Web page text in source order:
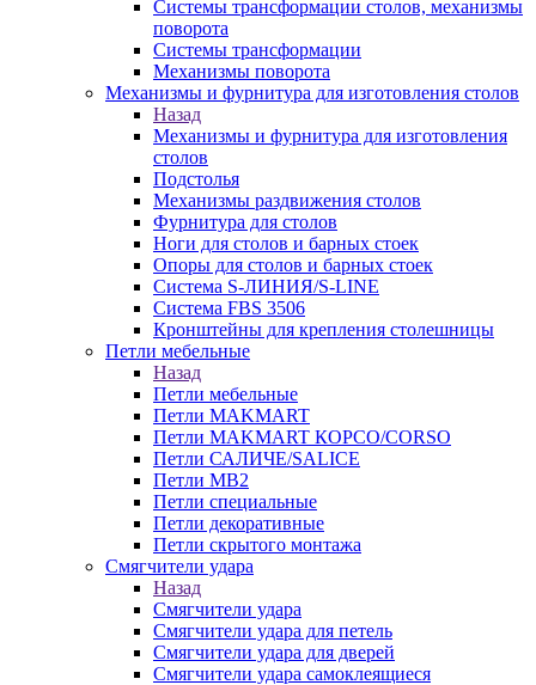
Системы трансформации столов, механизмы
поворота
Системы трансформации
Механизмы поворота
Механизмы и фурнитура для изготовления столов
Назад
Механизмы и фурнитура для изготовления
столов
Подстолья
Механизмы раздвижения столов
Фурнитура для столов
Ноги для столов и барных стоек
Опоры для столов и барных стоек
Система S-ЛИНИЯ/S-LINE
Система FBS 3506
Кронштейны для крепления столешницы
Петли мебельные
Назад
Петли мебельные
Петли MAKMART
Петли MAKMART КОРСО/CORSO
Петли САЛИЧЕ/SALICE
Петли MB2
Петли специальные
Петли декоративные
Петли скрытого монтажа
Смягчители удара
Назад
Смягчители удара
Смягчители удара для петель
Смягчители удара для дверей
Cмягчители удара самоклеящиеся